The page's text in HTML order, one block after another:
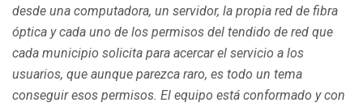
desde una computadora, un servidor, la propia red de fibra
óptica y cada uno de los permisos del tendido de red que
cada municipio solicita para acercar el servicio a los
usuarios, que aunque parezca raro, es todo un tema
conseguir esos permisos. El equipo está conformado y con